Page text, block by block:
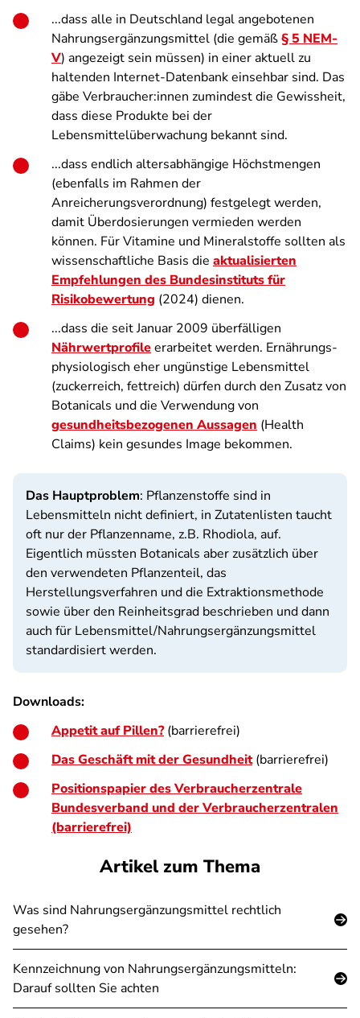
...dass alle in Deutschland legal angebotenen
Nahrungsergänzungsmittel (die gemäß§ 5 NEM-
V) angezeigt sein müssen) in einer aktuell zu
haltenden Internet-Datenbank einsehbar sind. Das
gäbe Verbraucher:innen zumindest die Gewissheit,
dass diese Produkte bei der
Lebensmittelüberwachung bekannt sind.
...dass endlich altersabhängige Höchstmengen
(ebenfalls im Rahmen der
Anreicherungsverordnung) festgelegt werden,
damit Überdosierungen vermieden werden
können. Für Vitamine und Mineralstoffe sollten als
wissenschaftliche Basis die aktualisierten
Empfehlungen des Bundesinstituts für
Risikobewertung (2024) dienen.
...dass die seit Januar 2009 überfälligen
Nährwertprofileerarbeitet werden. Ernährungs­
physiologisch eher ungünstige Lebensmittel
(zuckerreich, fettreich) dürfen durch den Zusatz von
Botanicals und die Verwendung von
gesundheitsbezogenen Aussagen (Health
Claims) kein gesundes Image bekommen.
Das Hauptproblem: Pflanzenstoffe sind in
Lebensmitteln nicht definiert, in Zutatenlisten taucht
oft nur der Pflanzenname, z.B. Rhodiola, auf.
Eigentlich müssten Botanicals aber zusätzlich über
den verwendeten Pflanzenteil, das
Herstellungsverfahren und die Extraktionsmethode
sowie über den Reinheitsgrad beschrieben und dann
auch für Lebensmittel/Nahrungsergänzungsmittel
standardisiert werden.
Downloads:
Appetit auf Pillen?(barrierefrei)
Das Geschäft mit der Gesundheit(barrierefrei)
Positionspapier des Verbraucherzentrale
Bundesverband und der Verbraucherzentralen
(barrierefrei)
Artikel zum Thema
Was sind Nahrungsergänzungsmittel rechtlich
gesehen?
Kennzeichnung von Nahrungsergänzungsmitteln:
Darauf sollten Sie achten